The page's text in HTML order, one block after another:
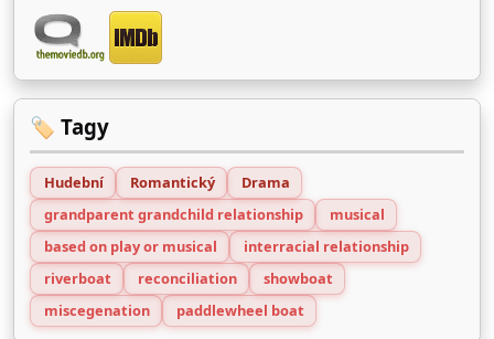
🏷️ Tagy
Hudební Romantický
Drama
grandparent grandchild relationship
musical
based on play or musical
interracial relationship
riverboat
reconciliation
showboat
miscegenation
paddlewheel boat